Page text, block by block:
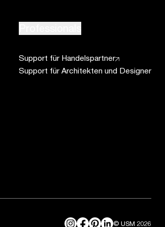
Support für Handelspartner
Support für Architekten und Designer
© USM 2026